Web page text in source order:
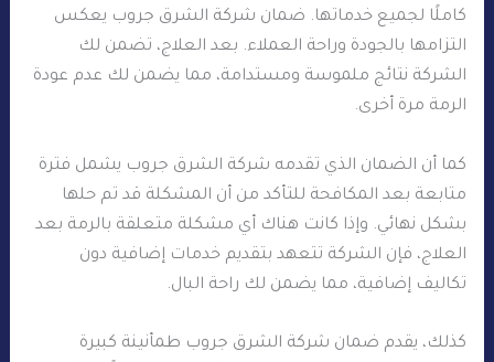
كاملًا لجميع خدماتها. ضمان شركة الشرق جروب يعكس
التزامها بالجودة وراحة العملاء. بعد العلاج، تضمن لك
الشركة نتائج ملموسة ومستدامة، مما يضمن لك عدم عودة
الرمة مرة أخرى.
كما أن الضمان الذي تقدمه شركة الشرق جروب يشمل فترة
متابعة بعد المكافحة للتأكد من أن المشكلة قد تم حلها
بشكل نهائي. وإذا كانت هناك أي مشكلة متعلقة بالرمة بعد
العلاج، فإن الشركة تتعهد بتقديم خدمات إضافية دون
تكاليف إضافية، مما يضمن لك راحة البال.
كذلك، يقدم ضمان شركة الشرق جروب طمأنينة كبيرة